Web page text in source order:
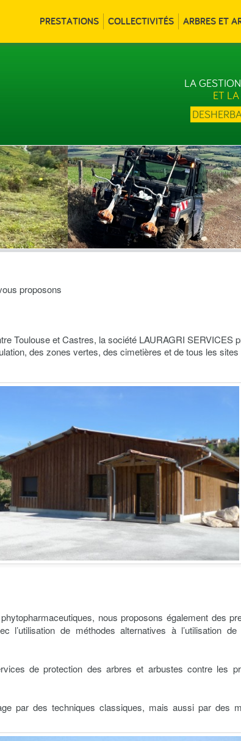
PRESTATIONS COLLECTIVITÉS ARBRES ET
LA GESTION
ET
proposons
Toulouse et Castres, la société LAURAGRI SERVICES
des zones vertes, des cimetières et de tous les sites
nous proposons également des
de méthodes alternatives à l’utilisation de
de protection des arbres et arbustes contre les
par des techniques classiques, mais aussi par des